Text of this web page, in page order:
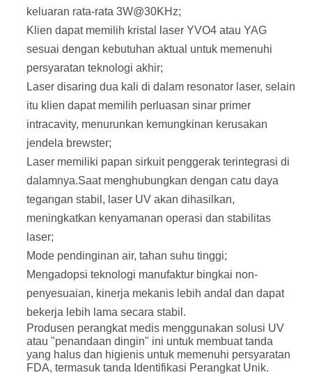
keluaran rata-rata 3W@30KHz;
Klien dapat memilih kristal laser YVO4 atau YAG
sesuai dengan kebutuhan aktual untuk memenuhi
persyaratan teknologi akhir;
Laser disaring dua kali di dalam resonator laser, selain
itu klien dapat memilih perluasan sinar primer
intracavity, menurunkan kemungkinan kerusakan
jendela brewster;
Laser memiliki papan sirkuit penggerak terintegrasi di
dalamnya.Saat menghubungkan dengan catu daya
tegangan stabil, laser UV akan dihasilkan,
meningkatkan kenyamanan operasi dan stabilitas
laser;
Mode pendinginan air, tahan suhu tinggi;
Mengadopsi teknologi manufaktur bingkai non-
penyesuaian, kinerja mekanis lebih andal dan dapat
bekerja lebih lama secara stabil.
Produsen perangkat medis menggunakan solusi UV
atau "penandaan dingin" ini untuk membuat tanda
yang halus dan higienis untuk memenuhi persyaratan
FDA, termasuk tanda Identifikasi Perangkat Unik.